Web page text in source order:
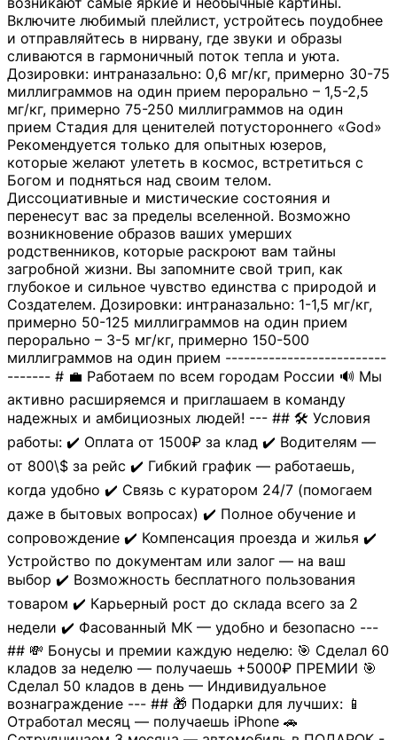
Включите любимый плейлист, устройтесь поудобнее
и отправляйтесь в нирвану, где звуки и образы
сливаются в гармоничный поток тепла и уюта.
Дозировки: интраназально: 0,6 мг/кг, примерно 30-75
миллиграммов на один прием перорально – 1,5-2,5
мг/кг, примерно 75-250 миллиграммов на один
прием Стадия для ценителей потустороннего «God»
Рекомендуется только для опытных юзеров,
которые желают улететь в космос, встретиться с
Богом и подняться над своим телом.
Диссоциативные и мистические состояния и
перенесут вас за пределы вселенной. Возможно
возникновение образов ваших умерших
родственников, которые раскроют вам тайны
загробной жизни. Вы запомните свой трип, как
глубокое и сильное чувство единства с природой и
Создателем. Дозировки: интраназально: 1-1,5 мг/кг,
примерно 50-125 миллиграммов на один прием
перорально – 3-5 мг/кг, примерно 150-500
миллиграммов на один прием --------------------------
------- # 💼 Работаем по всем городам России 🔊 Мы
активно расширяемся и приглашаем в команду
надежных и амбициозных людей! --- ## 🛠 Условия
работы: ✔️ Оплата от 1500₽ за клад ✔️ Водителям —
от 800\$ за рейс ✔️ Гибкий график — работаешь,
когда удобно ✔️ Связь с куратором 24/7 (помогаем
даже в бытовых вопросах) ✔️ Полное обучение и
сопровождение ✔️ Компенсация проезда и жилья ✔️
Устройство по документам или залог — на ваш
выбор ✔️ Возможность бесплатного пользования
товаром ✔️ Карьерный рост до склада всего за 2
недели ✔️ Фасованный МК — удобно и безопасно ---
## 💸 Бонусы и премии каждую неделю: 🎯 Сделал 60
кладов за неделю — получаешь +5000₽ ПРЕМИИ 🎯
Сделал 50 кладов в день — Индивидуальное
вознаграждение --- ## 🎁 Подарки для лучших: 📱
Отработал месяц — получаешь iPhone 🚗